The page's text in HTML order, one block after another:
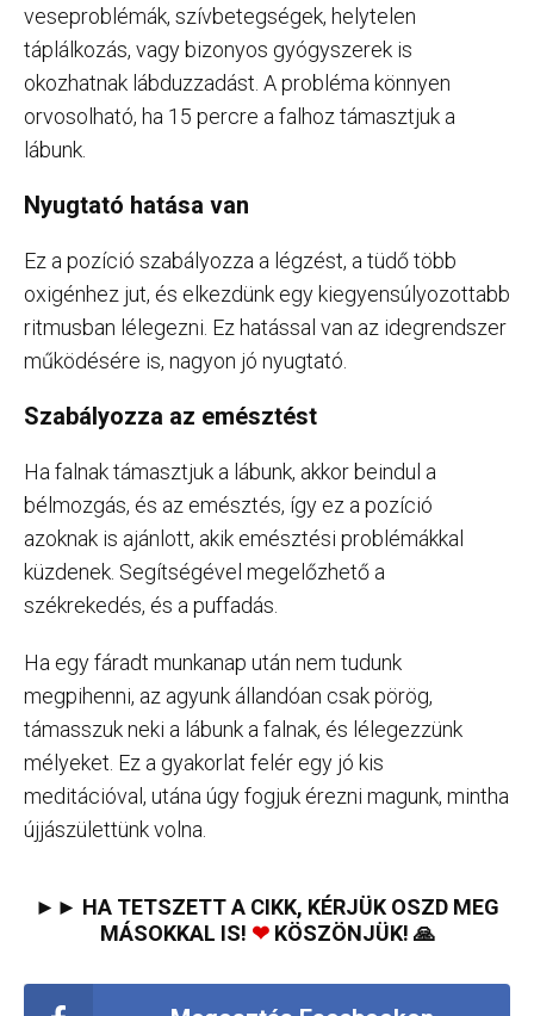
veseproblémák, szívbetegségek, helytelen
táplálkozás, vagy bizonyos gyógyszerek is
okozhatnak lábduzzadást. A probléma könnyen
orvosolható, ha 15 percre a falhoz támasztjuk a
lábunk.
Nyugtató hatása van
Ez a pozíció szabályozza a légzést, a tüdő több
oxigénhez jut, és elkezdünk egy kiegyensúlyozottabb
ritmusban lélegezni. Ez hatással van az idegrendszer
működésére is, nagyon jó nyugtató.
Szabályozza az emésztést
Ha falnak támasztjuk a lábunk, akkor beindul a
bélmozgás, és az emésztés, így ez a pozíció
azoknak is ajánlott, akik emésztési problémákkal
küzdenek. Segítségével megelőzhető a
székrekedés, és a puffadás.
Ha egy fáradt munkanap után nem tudunk
megpihenni, az agyunk állandóan csak pörög,
támasszuk neki a lábunk a falnak, és lélegezzünk
mélyeket. Ez a gyakorlat felér egy jó kis
meditációval, utána úgy fogjuk érezni magunk, mintha
újjászülettünk volna.
►► HA TETSZETT A CIKK, KÉRJÜK OSZD MEG
MÁSOKKAL IS! ❤KÖSZÖNJÜK! 🙏